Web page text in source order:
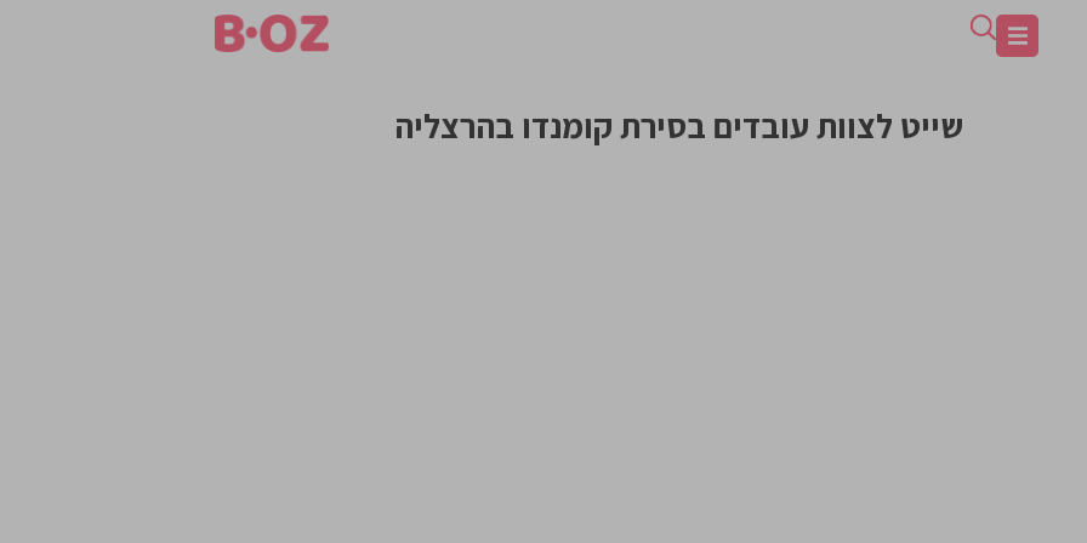
שייט לצוות עובדים בסירת קומנדו בהרצליה